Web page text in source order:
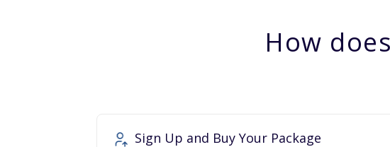
How
Sign Up and Buy Your Package